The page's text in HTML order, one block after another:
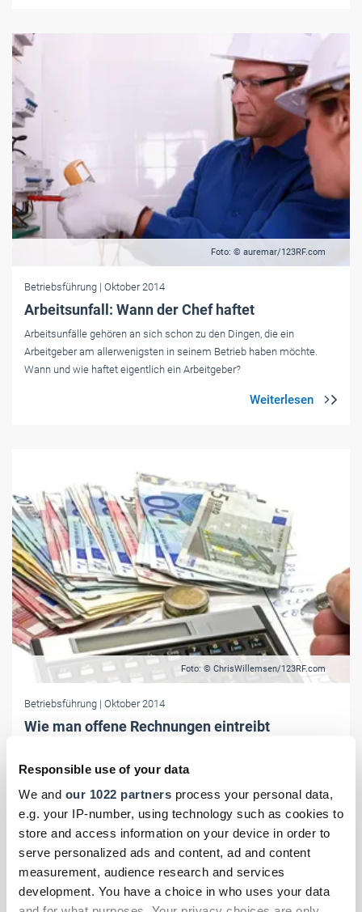
Responsible use of your data
We and our 1022 partners process your personal data,
e.g. your IP-number, using technology such as cookies to
store and access information on your device in order to
serve personalized ads and content, ad and content
measurement, audience research and services
development. You have a choice in who uses your data
Foto: © auremar/123RF.com
Betriebsführung | Oktober 2014
Arbeitsunfall: Wann der Chef haftet
Arbeitsunfälle gehören an sich schon zu den Dingen, die ein
Arbeitgeber am allerwenigsten in seinem Betrieb haben möchte.
Wann und wie haftet eigentlich ein Arbeitgeber?
Foto: © ChrisWillemsen/123RF.com
Betriebsführung | Oktober 2014
Wie man offene Rechnungen eintreibt
muss nur wissen, wie. Die Reform der Zwangsvollstreckung macht